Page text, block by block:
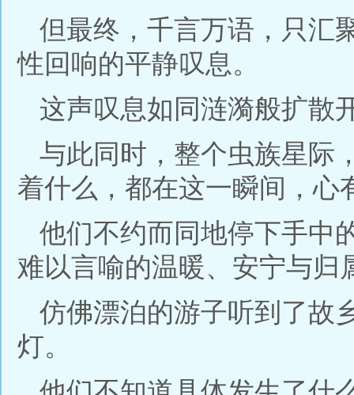
但最终，千言万语，只汇
性回响的平静叹息。
这声叹息如同涟漪般扩散
与此同时，整个虫族星际
着什么，都在这一瞬间，心
他们不约而同地停下手中
难以言喻的温暖、安宁与归
仿佛漂泊的游子听到了故
灯。